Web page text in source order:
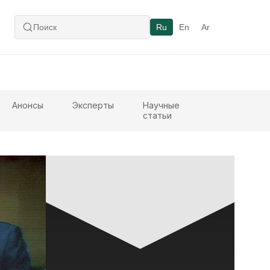
Ru En Ar
Анонсы Эксперты
Научные
статьи